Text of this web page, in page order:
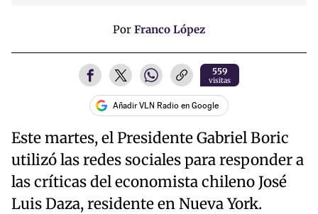
Por Franco López
559
visitas
Añadir VLN Radio en Google
Este martes, el Presidente Gabriel Boric
utilizó las redes sociales para responder a
las críticas del economista chileno José
Luis Daza, residente en Nueva York.